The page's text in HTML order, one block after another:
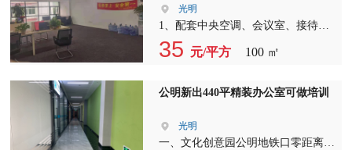
场 地址：深圳市光明区高新路11号
（龙大高速光明出口、地铁6号线
旁）
光明
1、配套中央空调、会议室、接待
室、洽谈室、休息厅、展厅、篮球
场、喷泉、食堂、酒店。 2、工作休
方正，采光非常好，入住可由1人到
铁等设施全面覆盖，交通便捷。 4、
地下停车场车位充裕，不用再为抢车
35 元/平方 100 ㎡
公明新出440平精装办公室可做培训
光明
一、文化创意园公明地铁口零距离一